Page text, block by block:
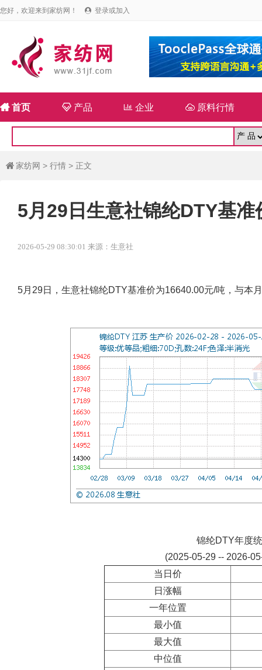
您好，欢迎来到家纺网！  登录或加入
首页 产品  企业 原料行情
 家纺网 > 行情 > 正文
5月29日生意社锦纶DTY基
2026-05-29 08:30:01 来源：生意社
5月29日，生意社锦纶DTY基准价为16640.00元/吨，与本
锦纶DTY年度
(2025-05-29 -- 2026-
当日价
日涨幅
一年位置
最小值
最大值
中位值